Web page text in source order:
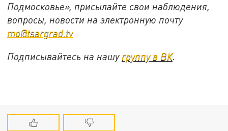
Подмосковье», присылайте свои наблюдения,
вопросы, новости на электронную почту
mo@tsargrad.tv
Подписывайтесь на нашу группу в ВК.